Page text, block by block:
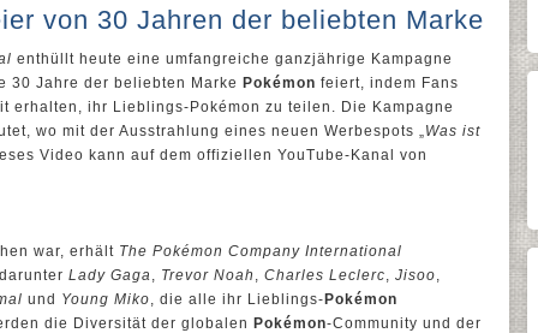
von 30 Jahren der beliebten Marke
enthüllt heute eine umfangreiche ganzjährige Kampagne
30 Jahre der beliebten Marke Pokémon feiert, indem Fans
erhalten, ihr Lieblings-Pokémon zu teilen. Die Kampagne
wo mit der Ausstrahlung eines neuen Werbespots „Was ist
Video kann auf dem offiziellen YouTube-Kanal von
war, erhält The Pokémon Company International
Lady Gaga, Trevor Noah , Charles Leclerc, Jisoo,
und Young Miko, die alle ihr Lieblings- Pokémon
die Diversität der globalen Pokémon-Community und der